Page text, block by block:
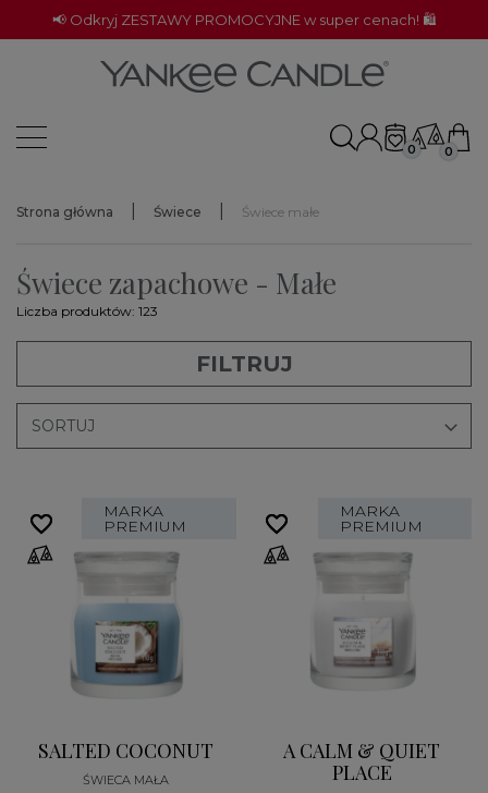
📢 Odkryj ZESTAWY PROMOCYJNE w super cenach! 🛍️
0 0
Strona główna Świece Świece małe
Świece zapachowe - Małe
Liczba produktów: 123
FILTRUJ
SORTUJ 
MARKA
PREMIUM
SALTED COCONUT
ŚWIECA MAŁA
favorite_border
favorite_border MARKA
PREMIUM
A CALM & QUIET
PLACE
favorite_border
favorite_border